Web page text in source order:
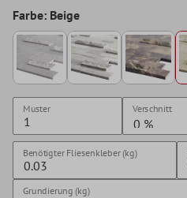
Farbe: Beige
Muster Verschnitt
Benötigter Fliesenkleber (kg)
Grundierung (kg)